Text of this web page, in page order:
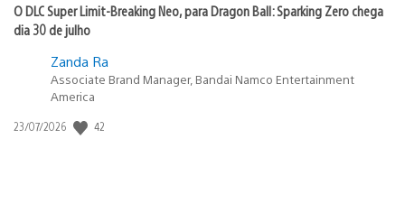
O DLC Super Limit-Breaking Neo, para Dragon Ball: Sparking Zero chega
dia 30 de julho
Zanda Ra
Associate Brand Manager, Bandai Namco Entertainment
America
Data
23/07/2026 42